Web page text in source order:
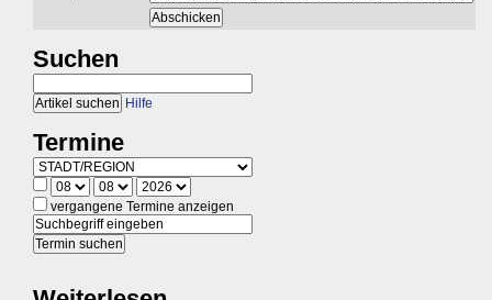
Suchen
Hilfe
Termine
vergangene Termine anzeigen